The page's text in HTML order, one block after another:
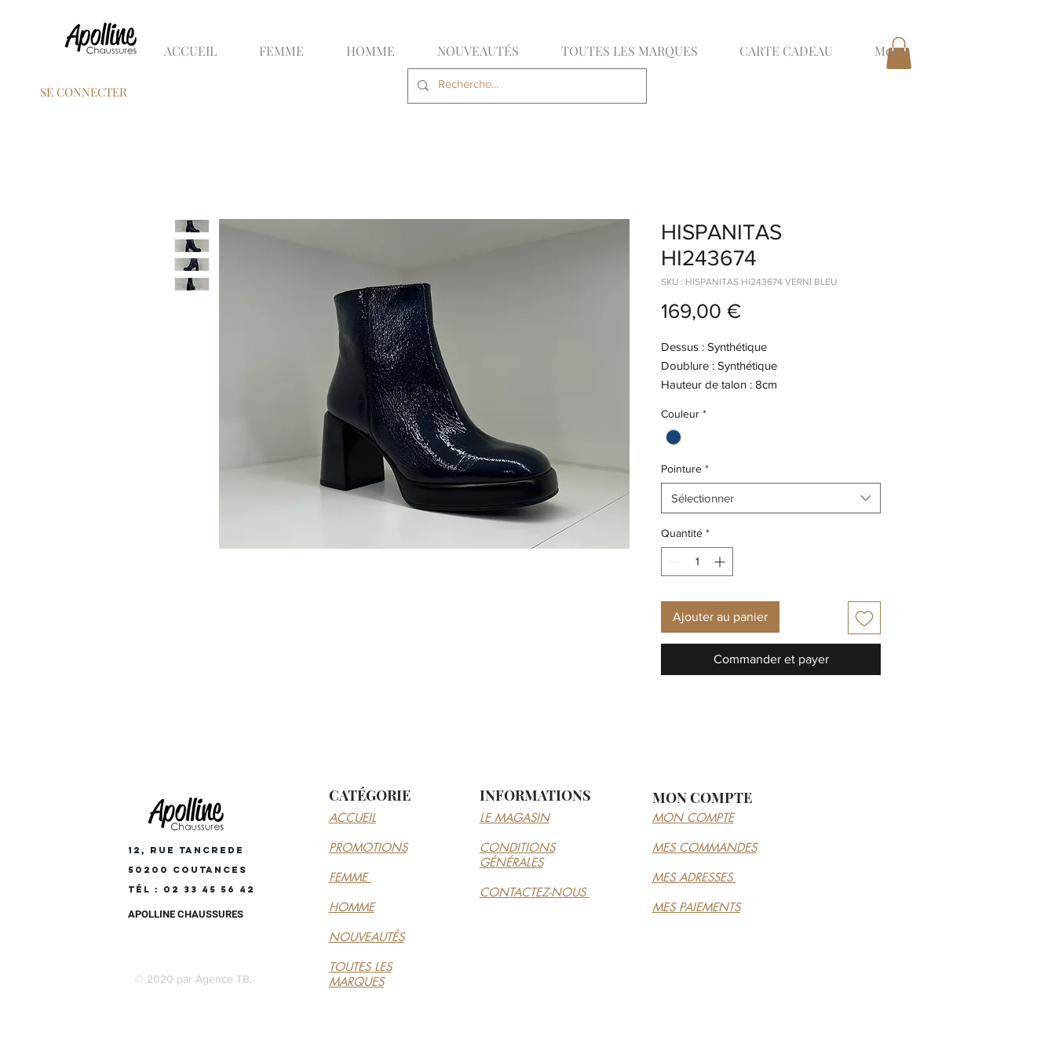
ACCUEIL FEMME HOMME NOUVEAUTÉS TOUTES LES MARQUES CARTE CADEAU More
SE CONNECTER
HISPANITAS
HI243674
SKU : HISPANITAS HI243674 VERNI BLEU
169,00 €Prix
Dessus : Synthétique
Doublure : Synthétique
Hauteur de talon : 8cm
Semelle extérieure : Gomme
Couleur *
Pointure *
Sélectionner
Quantité *
Ajouter au panier
Commander et payer
© 2020 par Agence TB.
12, RUE TANCREDE
50200 COUTANCES
Tél : 02 33 45 56 42
APOLLINE CHAUSSURES
CATÉGORIE INFORMATIONS MON COMPTE
ACCUEIL
PROMOTIONS
FEMME
HOMME
NOUVEAUTÉS
TOUTES LES
MARQUES
LE MAGASIN
CONDITIONS
GÉNÉRALES
CONTACTEZ-NOUS
MON COMPTE
MES COMMANDES
MES ADRESSES
MES PAIEMENTS